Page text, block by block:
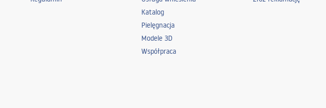
Katalog
Pielęgnacja
Modele 3D
Współpraca